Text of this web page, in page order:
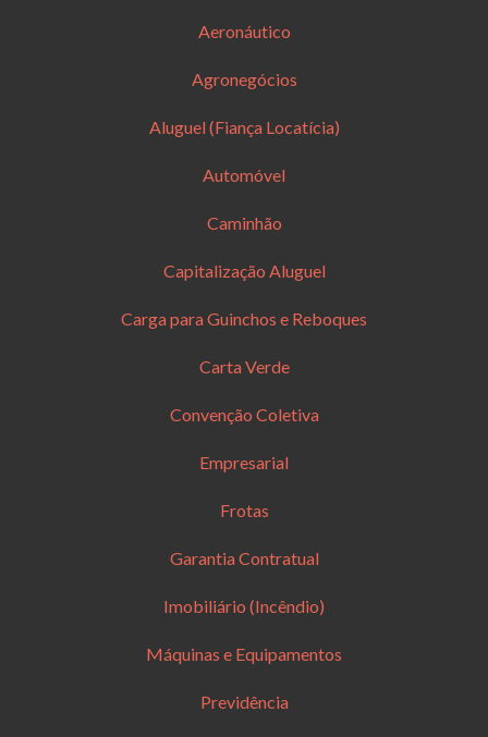
Aeronáutico
Agronegócios
Aluguel (Fiança Locatícia)
Automóvel
Caminhão
Capitalização Aluguel
Carga para Guinchos e Reboques
Carta Verde
Convenção Coletiva
Empresarial
Frotas
Garantia Contratual
Imobiliário (Incêndio)
Máquinas e Equipamentos
Previdência